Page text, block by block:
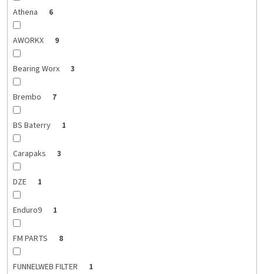
Athena 6
AWORKX 9
Bearing Worx 3
Brembo 7
BS Baterry 1
Carapaks 3
DZE 1
Enduro9 1
FM PARTS 8
FUNNELWEB FILTER 1